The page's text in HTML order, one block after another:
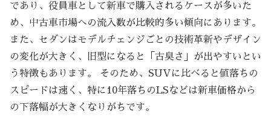
であり、役員車として新車で購入されるケースが多いた
め、中古車市場への流入数が比較的多い傾向にあります。
また、セダンはモデルチェンジごとの技術革新やデザイン
の変化が大きく、旧型になると「古臭さ」が出やすいとい
う特徴もあります。 そのため、SUVに比べると値落ちの
スピードは速く、特に10年落ちのLSなどは新車価格から
の下落幅が大きくなりがちです。